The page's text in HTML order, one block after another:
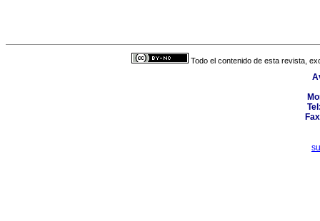
Todo el contenido de esta revista,